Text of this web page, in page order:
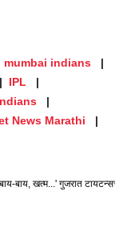
mumbai indians
IPL
News Marathi
बाय, खत्म...' गुजरात टायटन्सचे